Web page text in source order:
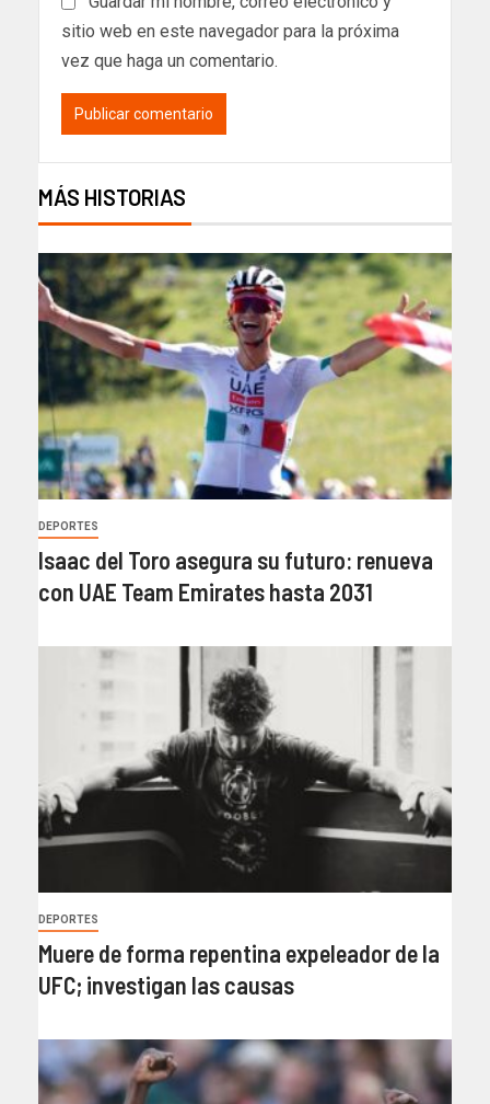
sitio web en este navegador para la próxima
vez que haga un comentario.
MÁS HISTORIAS
DEPORTES
Isaac del Toro asegura su futuro: renueva
con UAE Team Emirates hasta 2031
DEPORTES
Muere de forma repentina expeleador de la
UFC; investigan las causas